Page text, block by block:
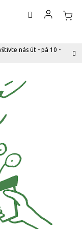
nás út - pá 10 -